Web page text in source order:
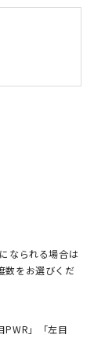
なられる場合は
数をお選びくだ
PWR」「左目